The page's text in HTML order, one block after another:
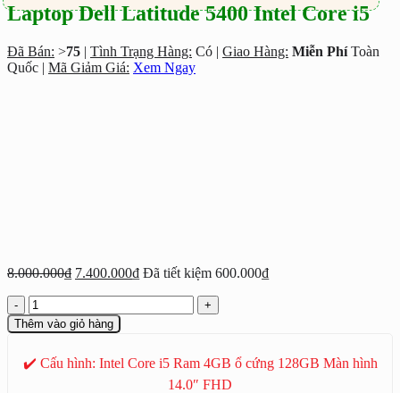
Laptop Dell Latitude 5400 Intel Core i5
Đã Bán: >75 | Tình Trạng Hàng: Có | Giao Hàng: Miễn PhíToàn
Quốc | Mã Giảm Giá: Xem Ngay
8.000.000₫ Giá
8.000.000₫.
7.400.000₫Giá
Đã tiết kiệm 600.000₫
Laptop
Dell
Latitude
Intel
Thêm vào giỏ hàng
✔️ Cấu hình: Intel Core i5 Ram 4GB ổ cứng 128GB Màn hình
14.0″ FHD